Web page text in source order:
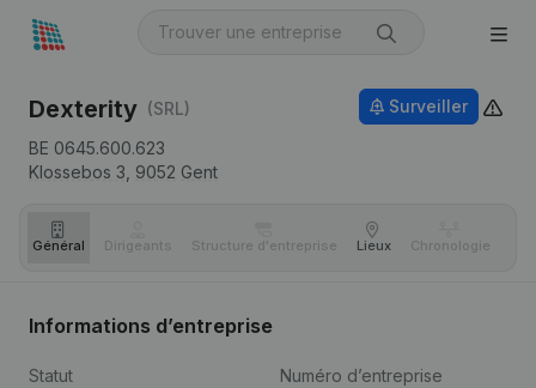
Dexterity (SRL)
BE 0645.600.623
Klossebos 3, 9052 Gent
Surveiller
Général Dirigeants Structure d'entreprise Lieux Chronologie
Informations d’entreprise
Statut
Numéro d’entreprise